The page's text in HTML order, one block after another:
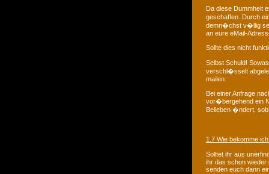
Da diese Dummheit
geschaffen. Durch
demn�chst v�llig
an eure eMail-
Sollte dies nicht
Selbst Schuld!
verschl�sselt
mailen.
Bei einer Anfrage
vor�bergehend ein
Belieben �ndert,
1.7 Wie bekomme
Solltet ihr aus
ihr das schon wieder
senden euch dann